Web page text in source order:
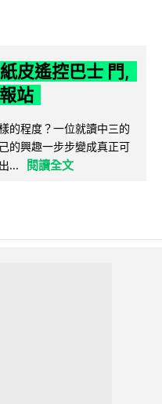
皮遙控巴士 門,
站
的程度？一位就讀中三的
的興趣一步步變成真正可
...
閱讀全文